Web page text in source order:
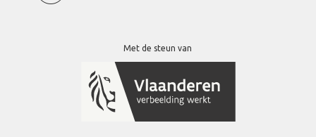
Met de steun van